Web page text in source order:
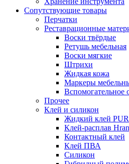
Сопутствующие товары
Перчатки
Реставрационные
Воски твёрдые
Ретушь мебельная
Воски мягкие
Штрихи
Жидкая кожа
Маркеры
Вспомогательное
Прочее
Клей и силикон
Жидкий клей PUR
Клей-расплав
Контактный клей
Клей ПВА
Силикон